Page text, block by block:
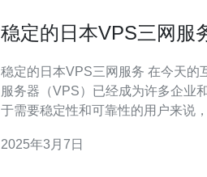
稳定的日本VPS三网服
稳定的日本VPS三网服务 在今天的互联网时代，虚拟专用
服务器（VPS）已经成为许多企业
于需要稳定性和可靠性的用户来说
务，为您带来高效、安全和可靠的网
2025年3月7日